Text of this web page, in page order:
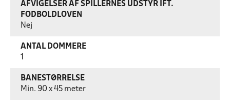
AFVIGELSER AF SPILLERNES UDSTYR IFT.
FODBOLDLOVEN
Nej
ANTAL DOMMERE
BANESTØRRELSE
Min. 90 x 45 meter